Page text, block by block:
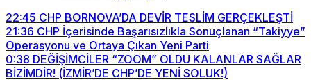
22:45 CHP BORNOVA’DA DEVİR TESLİM GERÇEKLEŞTİ
21:36 CHP İçerisinde Başarısızlıkla Sonuçlanan “Takiyye”
Operasyonu ve Ortaya Çıkan Yeni Parti
0:38 DEĞİŞİMCİLER “ZOOM” OLDU KALANLAR SAĞLAR
BİZİMDİR! (İZMİR’DE CHP’DE YENİ SOLUK!)